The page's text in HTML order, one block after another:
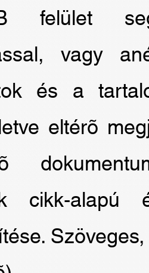
vagy
és a
eltérõ
cikk-alapú